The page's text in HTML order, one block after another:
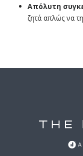
Απόλυτη
ζητά απλώς να